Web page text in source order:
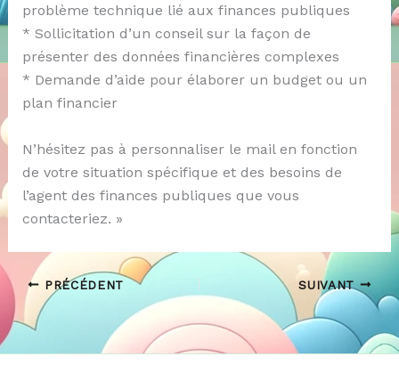
problème technique lié aux finances publiques
* Sollicitation d’un conseil sur la façon de
présenter des données financières complexes
* Demande d’aide pour élaborer un budget ou un
plan financier
N’hésitez pas à personnaliser le mail en fonction
de votre situation spécifique et des besoins de
l’agent des finances publiques que vous
contacteriez. »
PRÉCÉDENT SUIVANT